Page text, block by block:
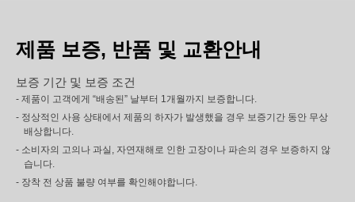
제품 보증, 반품 및 교환안내
보증 기간 및 보증 조건
- 제품이 고객에게 “배송된” 날부터 1개월까지 보증합니다.
- 정상적인 사용 상태에서 제품의 하자가 발생했을 경우 보증기간 동안 무상
배상합니다.
- 소비자의 고의나 과실, 자연재해로 인한 고장이나 파손의 경우 보증하지 않
습니다.
- 장착 전 상품 불량 여부를 확인해야합니다.